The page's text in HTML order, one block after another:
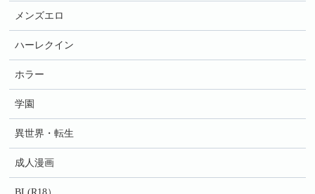
メンズエロ
ハーレクイン
ホラー
学園
異世界・転生
成人漫画